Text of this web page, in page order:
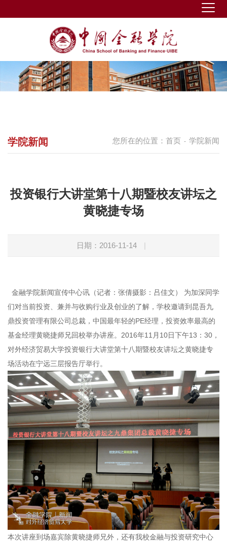
您所在的位置： 首页 - 学院新闻
学院新闻
投资银行大讲堂第十八期暨校友讲坛之
黄晓捷专场
日期：2016-11-14 |
金融学院新闻宣传中心讯（记者：张倩摄影：吕佳文）
为加深同学
们对当前投资、兼并与收购行业及创业的了解，学校邀请到昆吾九
鼎投资管理有限公司总裁，中国最年轻的PE经理，投资效率最高的
基金经理黄晓捷师兄回校举办讲座。 2016年11 月 10日下午13 ： 30 ，
对外经济贸易大学投资银行大讲堂第十八期暨校友讲坛之黄晓捷专
场活动在宁远三层报告厅举行。
本次讲座到场嘉宾除黄晓捷师兄外，还有我校金融与投资研究中心